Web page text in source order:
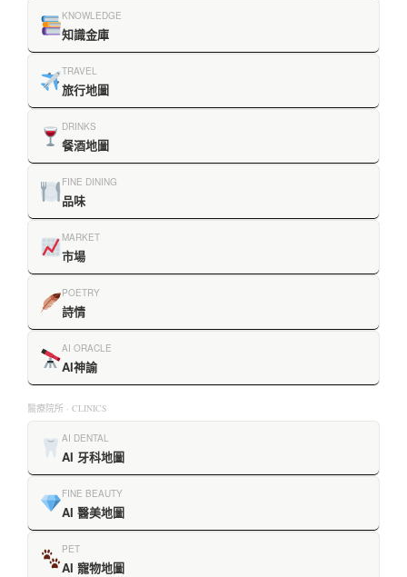
KNOWLEDGE
知識金庫
TRAVEL
旅行地圖
DRINKS
餐酒地圖
FINE DINING
品味
MARKET
市場
POETRY
詩情
AI ORACLE
AI神諭
醫療院所 · CLINICS
AI DENTAL
AI 牙科地圖
FINE BEAUTY
AI 醫美地圖
PET
AI 寵物地圖